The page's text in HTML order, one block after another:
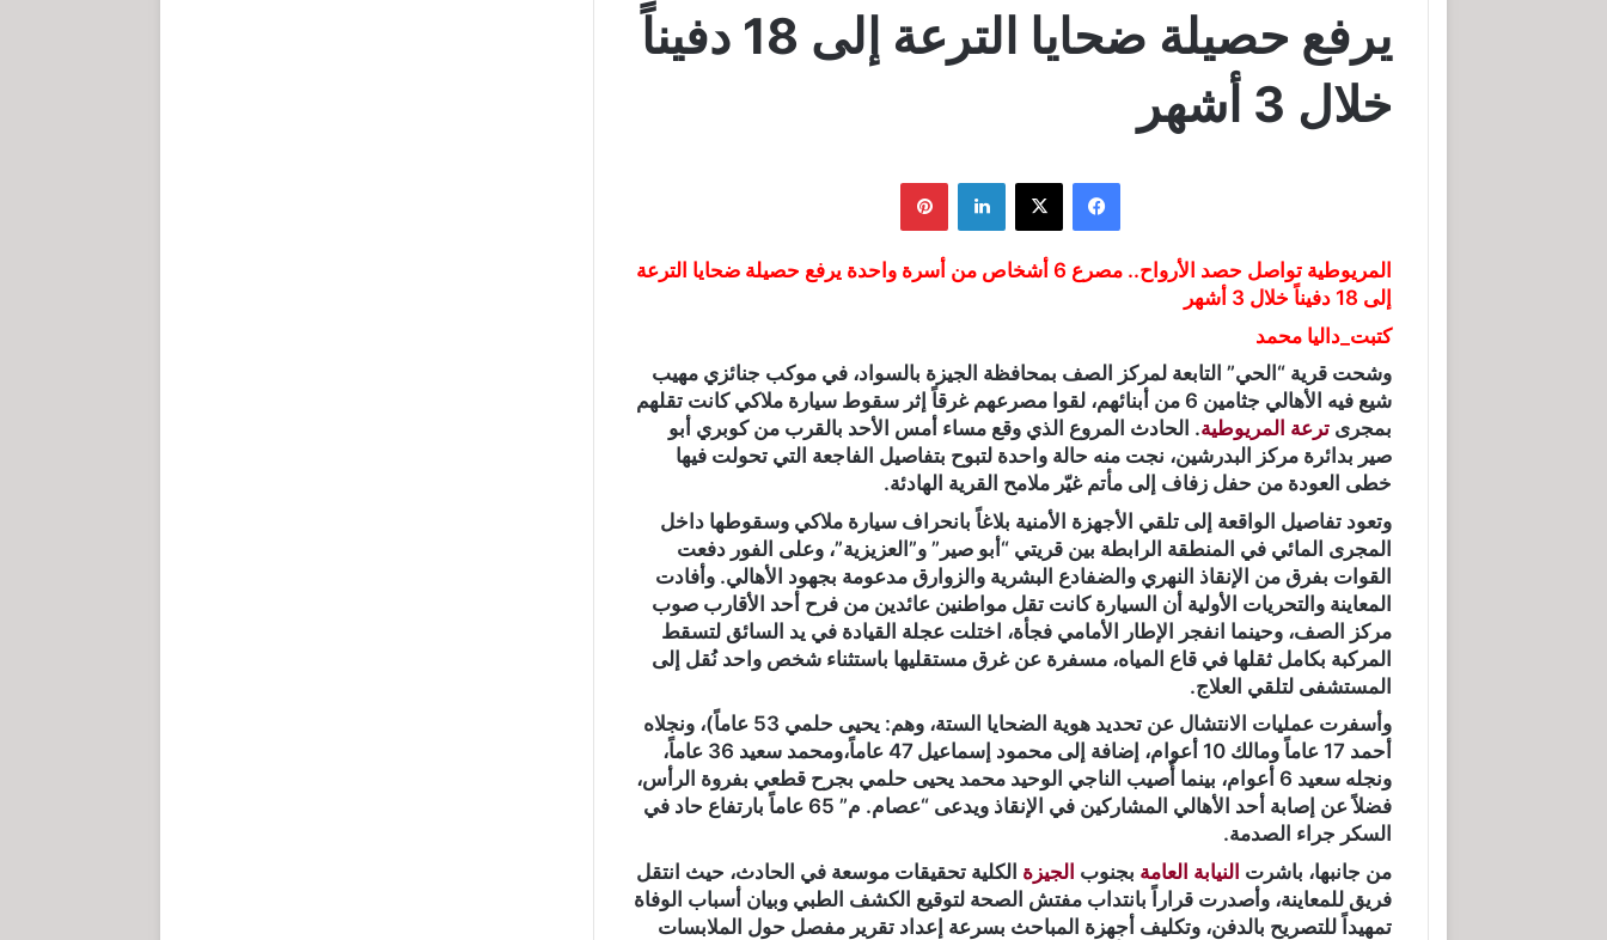
يرفع حصيلة ضحايا الترعة إلى 18 دفيناً
خلال 3 أشهر
فيسبوك ‫X لينكدإن بينتيريست
المريوطية تواصل حصد الأرواح.. مصرع 6 أشخاص من أسرة واحدة يرفع حصيلة ضحايا الترعة
إلى 18 دفيناً خلال 3 أشهر
كتبت_داليا محمد
وشحت قرية “الحي” التابعة لمركز الصف بمحافظة الجيزة بالسواد، في موكب جنائزي مهيب
شيع فيه الأهالي جثامين 6 من أبنائهم، لقوا مصرعهم غرقاً إثر سقوط سيارة ملاكي كانت تقلهم
بمجرىترعة المريوطية. الحادث المروع الذي وقع مساء أمس الأحد بالقرب من كوبري أبو
صير بدائرة مركز البدرشين، نجت منه حالة واحدة لتبوح بتفاصيل الفاجعة التي تحولت فيها
خطى العودة من حفل زفاف إلى مأتم غيّر ملامح القرية الهادئة.
وتعود تفاصيل الواقعة إلى تلقي الأجهزة الأمنية بلاغاً بانحراف سيارة ملاكي وسقوطها داخل
المجرى المائي في المنطقة الرابطة بين قريتي “أبو صير” و”العزيزية”، وعلى الفور دفعت
القوات بفرق من الإنقاذ النهري والضفادع البشرية والزوارق مدعومة بجهود الأهالي. وأفادت
المعاينة والتحريات الأولية أن السيارة كانت تقل مواطنين عائدين من فرح أحد الأقارب صوب
مركز الصف، وحينما انفجر الإطار الأمامي فجأة، اختلت عجلة القيادة في يد السائق لتسقط
المركبة بكامل ثقلها في قاع المياه، مسفرة عن غرق مستقليها باستثناء شخص واحد نُقل إلى
المستشفى لتلقي العلاج.
وأسفرت عمليات الانتشال عن تحديد هوية الضحايا الستة، وهم: يحيى حلمي 53 عاماً)، ونجلاه
أحمد 17 عاماً ومالك 10 أعوام، إضافة إلى محمود إسماعيل 47 عاماً،ومحمد سعيد 36 عاماً،
ونجله سعيد 6 أعوام، بينما أُصيب الناجي الوحيد محمد يحيى حلمي بجرح قطعي بفروة الرأس،
فضلاً عن إصابة أحد الأهالي المشاركين في الإنقاذ ويدعى “عصام. م” 65 عاماً بارتفاع حاد في
السكر جراء الصدمة.
من جانبها، باشرت النيابة العامة بجنوب الجيزة الكلية تحقيقات موسعة في الحادث، حيث انتقل
فريق للمعاينة، وأصدرت قراراً بانتداب مفتش الصحة لتوقيع الكشف الطبي وبيان أسباب الوفاة
تمهيداً للتصريح بالدفن، وتكليف أجهزة المباحث بسرعة إعداد تقرير مفصل حول الملابسات